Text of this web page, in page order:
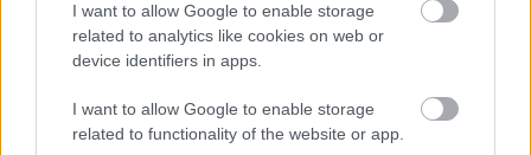
I want to allow Google to enable storage
related to analytics like cookies on web or
device identifiers in apps.
I want to allow Google to enable storage
related to functionality of the website or app.
szerzett már Bán Viktor diktálása mellett a Róma Rallyn,
majd következett a második pozíció Csehországban.
Utoljára 2021-ben tudott magyar versenyző dobogóra
állni abszolút értékelésben az ERC-ben, akkor Hadik